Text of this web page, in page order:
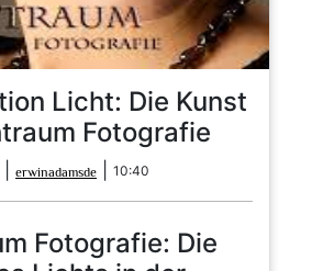
Licht: Die Kunst
Fotografie
Februar
2024
erwinadamsde erwinadamsde
10:40
Fotografie: Die